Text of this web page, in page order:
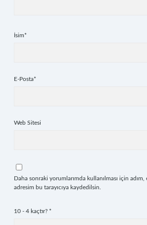
İsim*
E-Posta*
Web Sitesi
Daha sonraki yorumlarımda kullanılması için
adresim bu tarayıcıya kaydedilsin.
10 - 4 kaçtır? *